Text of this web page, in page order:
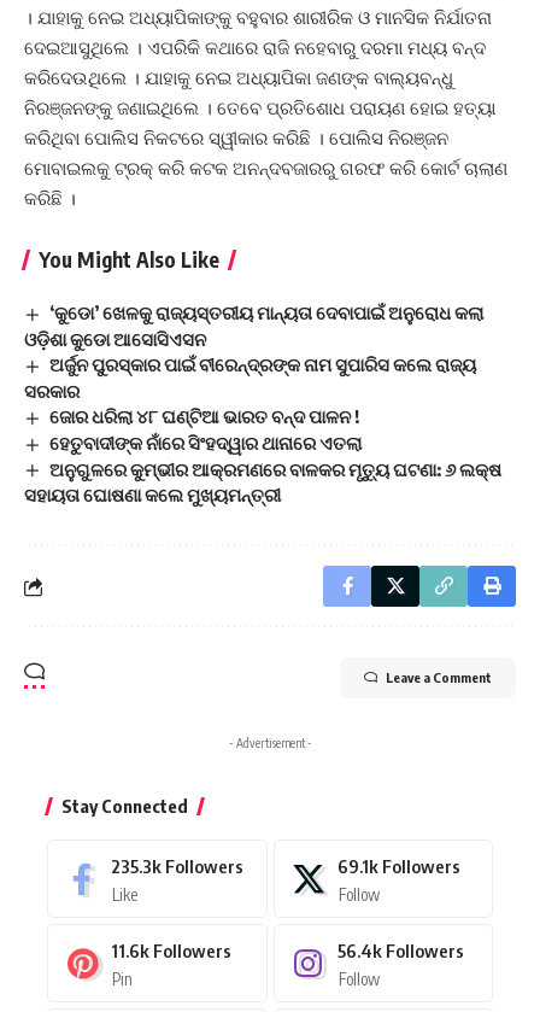
। ଯାହାକୁ ନେଇ ଅଧ୍ୟାପିକାଙ୍କୁ ବହୁବାର ଶାରୀରିକ ଓ ମାନସିକ ନିର୍ଯାତନା
ଦେଇଆସୁଥିଲେ । ଏପରିକି କଥାରେ ରାଜି ନହେବାରୁ ଦରମା ମଧ୍ୟ ବନ୍ଦ
କରିଦେଉଥିଲେ । ଯାହାକୁ ନେଇ ଅଧ୍ୟାପିକା ଜଣଙ୍କ ବାଲ୍ୟବନ୍ଧୁ
ନିରଞ୍ଜନଙ୍କୁ ଜଣାଇଥିଲେ । ତେବେ ପ୍ରତିଶୋଧ ପରାୟଣ ହୋଇ ହତ୍ୟା
କରିଥିବା ପୋଲିସ ନିକଟରେ ସ୍ୱୀକାର କରିଛି । ପୋଲିସ ନିରଞ୍ଜନ
ମୋବାଇଲକୁ ଟ୍ରକ୍ କରି କଟକ ଅନନ୍ଦବଜାରରୁ ଗରଫ କରି କୋର୍ଟ ଚାଲାଣ
କରିଛି ।
You Might Also Like
‘କୁଡୋ’ ଖେଳକୁ ରାଜ୍ୟସ୍ତରୀୟ ମାନ୍ୟତା ଦେବାପାଇଁ ଅନୁରୋଧ କଲା
ଓଡ଼ିଶା କୁଡୋ ଆସୋସିଏସନ
ଅର୍ଜୁନ ପୁରସ୍କାର ପାଇଁ ବୀରେନ୍ଦ୍ରଙ୍କ ନାମ ସୁପାରିସ କଲେ ରାଜ୍ୟ
ସରକାର
ଜୋର ଧରିଲା ୪୮ ଘଣ୍ଟିଆ ଭାରତ ବନ୍ଦ ପାଳନ !
ହେତୁବାଦୀଙ୍କ ନାଁରେ ସିଂହଦ୍ୱାର ଥାନାରେ ଏତଲା
ଅନୁଗୁଳରେ କୁମ୍ଭୀର ଆକ୍ରମଣରେ ବାଳକର ମୃତ୍ୟୁ ଘଟଣା: ୬ ଲକ୍ଷ
ସହାୟତା ଘୋଷଣା କଲେ ମୁଖ୍ୟମନ୍ତ୍ରୀ
Leave a Comment
- Advertisement -
Stay Connected
235.3k Followers
Like
69.1k Followers
Follow
11.6k Followers
Pin
56.4k Followers
Follow